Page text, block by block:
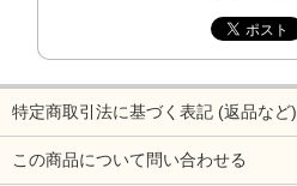
特定商取引法に基づく表記 (返品など)
この商品について問い合わせる